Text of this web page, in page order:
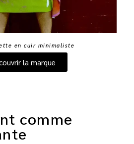
en cuir minimaliste
la marque
comme